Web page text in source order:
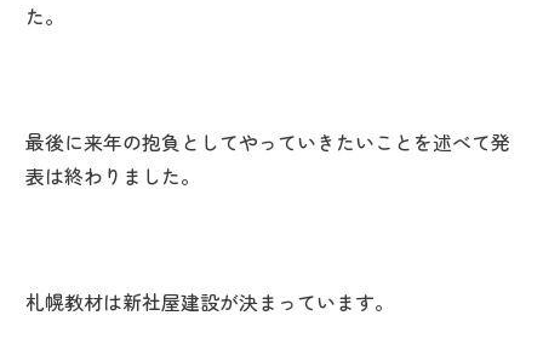
た。
最後に来年の抱負としてやっていきたいことを述べて発
表は終わりました。
札幌教材は新社屋建設が決まっています。